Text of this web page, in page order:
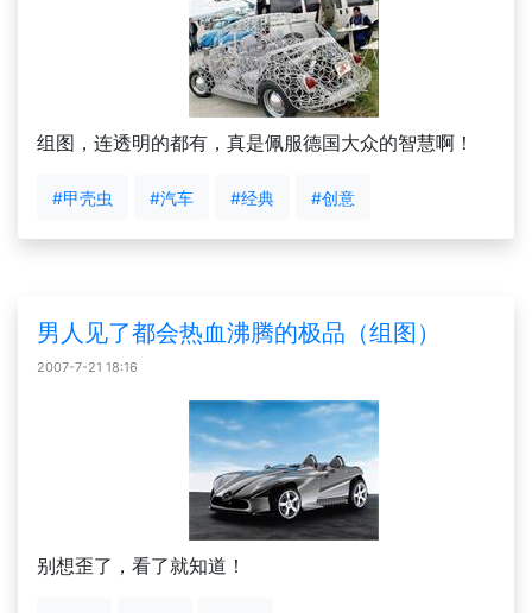
组图，连透明的都有，真是佩服德国大众的智慧啊！
#甲壳虫 #汽车 #经典 #创意
男人见了都会热血沸腾的极品（组图）
2007-7-21 18:16
别想歪了，看了就知道！